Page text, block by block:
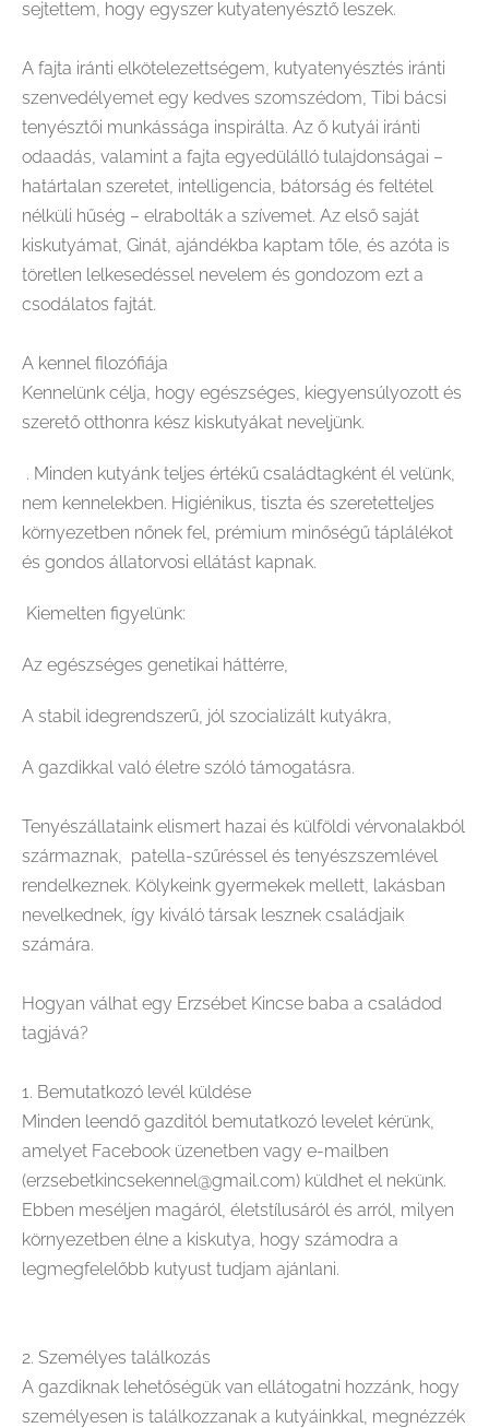
sejtettem, hogy egyszer kutyatenyésztő leszek.
A fajta iránti elkötelezettségem, kutyatenyésztés iránti
szenvedélyemet egy kedves szomszédom, Tibi bácsi
tenyésztői munkássága inspirálta. Az ő kutyái iránti
odaadás, valamint a fajta egyedülálló tulajdonságai –
határtalan szeretet, intelligencia, bátorság és feltétel
nélküli hűség – elrabolták a szívemet. Az első saját
kiskutyámat, Ginát, ajándékba kaptam tőle, és azóta is
töretlen lelkesedéssel nevelem és gondozom ezt a
csodálatos fajtát.
A kennel filozófiája
Kennelünk célja, hogy egészséges, kiegyensúlyozott és
szerető otthonra kész kiskutyákat neveljünk.
. Minden kutyánk teljes értékű családtagként él velünk,
nem kennelekben. Higiénikus, tiszta és szeretetteljes
környezetben nőnek fel, prémium minőségű táplálékot
és gondos állatorvosi ellátást kapnak.
Kiemelten figyelünk:
Az egészséges genetikai háttérre,
A stabil idegrendszerű, jól szocializált kutyákra,
A gazdikkal való életre szóló támogatásra.
Tenyészállataink elismert hazai és külföldi vérvonalakból
származnak, patella-szűréssel és tenyészszemlével
rendelkeznek. Kölykeink gyermekek mellett, lakásban
nevelkednek, így kiváló társak lesznek családjaik
számára.
Hogyan válhat egy Erzsébet Kincse baba a családod
tagjává?
1. Bemutatkozó levél küldése
Minden leendő gazditól bemutatkozó levelet kérünk,
amelyet Facebook üzenetben vagy e-mailben
(erzsebetkincsekennel@gmail.com) küldhet el nekünk.
Ebben meséljen magáról, életstílusáról és arról, milyen
környezetben élne a kiskutya, hogy számodra a
legmegfelelőbb kutyust tudjam ajánlani.
2. Személyes találkozás
A gazdiknak lehetőségük van ellátogatni hozzánk, hogy
személyesen is találkozzanak a kutyáinkkal, megnézzék